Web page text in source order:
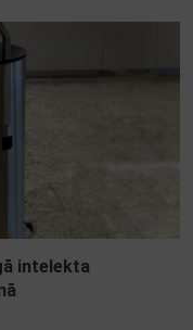
intelekta